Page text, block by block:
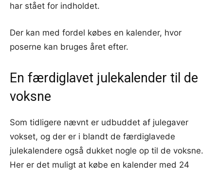
har stået for indholdet.
Der kan med fordel købes en kalender, hvor
poserne kan bruges året efter.
En færdiglavet julekalender til de
voksne
Som tidligere nævnt er udbuddet af julegaver
vokset, og der er i blandt de færdiglavede
julekalendere også dukket nogle op til de voksne.
Her er det muligt at købe en kalender med 24